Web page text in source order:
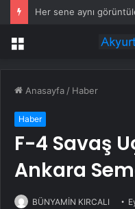
Menü
Anasayfa / Haber
Haber
F-4 Savaş
Ankara
BÜNYAMİN KIRCALI